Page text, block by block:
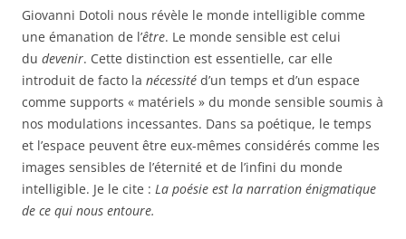
Giovanni Dotoli nous révèle le monde intelligible comme
une émanation de l’être. Le monde sensible est celui
du devenir. Cette distinction est essentielle, car elle
introduit de facto la nécessité d’un temps et d’un espace
comme supports « matériels » du monde sensible soumis à
nos modulations incessantes. Dans sa poétique, le temps
et l’espace peuvent être eux-mêmes considérés comme les
images sensibles de l’éternité et de l’infini du monde
intelligible. Je le cite : La poésie est la narration énigmatique
de ce qui nous entoure.